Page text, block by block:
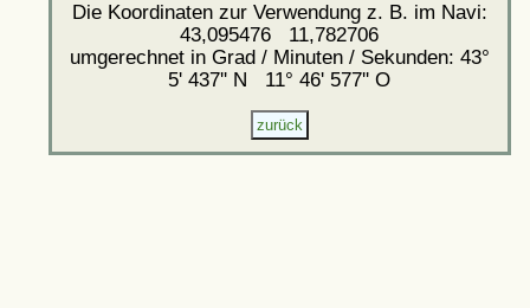
Die Koordinaten zur Verwendung z. B. im Navi:
43,095476 11,782706
umgerechnet in Grad / Minuten / Sekunden: 43°
5' 437'' N 11° 46' 577'' O